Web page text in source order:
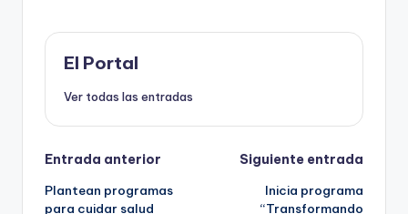
o
o
k
o
n
p ti
El Portal
Ver todas las entradas
Navegación
de
Entrada anterior
Plantean programas
para cuidar salud
Siguiente entrada
Inicia programa
“Transformando